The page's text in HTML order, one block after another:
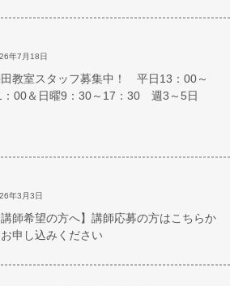
年7月18日
教室スタッフ募集中！ 平日13：00～
：00＆日曜9：30～17：30 週3～5日
年3月3日
講師希望の方へ】講師応募の方はこちらか
お申し込みください